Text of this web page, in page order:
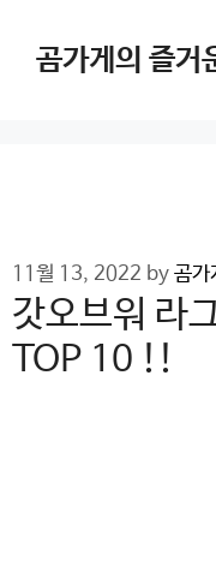
content곰가게의 즐거
11월 13, 2022 by 곰가
갓오브워 라
TOP 10 !!